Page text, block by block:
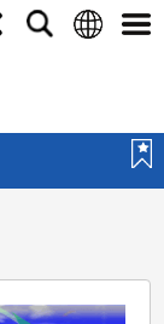
搜
語
選